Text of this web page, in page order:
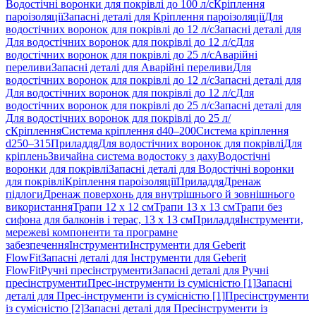
Водостічні воронки для покрівлі до 100 л/сКріплення
пароізоляціїЗапасні деталі для Кріплення пароізоляціїДля
водостічних воронок для покрівлі до 12 л/сЗапасні деталі для
Для водостічних воронок для покрівлі до 12 л/сДля
водостічних воронок для покрівлі до 25 л/сАварійні
переливиЗапасні деталі для Аварійні переливиДля
водостічних воронок для покрівлі до 12 л/сЗапасні деталі для
Для водостічних воронок для покрівлі до 12 л/сДля
водостічних воронок для покрівлі до 25 л/сЗапасні деталі для
Для водостічних воронок для покрівлі до 25 л/
сКріпленняСистема кріплення d40–200Система кріплення
d250–315ПриладдяДля водостічних воронок для покрівліДля
кріпленьЗвичайна система водостоку з дахуВодостічні
воронки для покрівліЗапасні деталі для Водостічні воронки
для покрівліКріплення пароізоляціїПриладдяДренаж
підлогиДренаж поверхонь для внутрішнього й зовнішнього
використанняТрапи 12 x 12 смТрапи 13 x 13 смТрапи без
сифона для балконів і терас, 13 x 13 смПриладдяІнструменти,
мережеві компоненти та програмне
забезпеченняІнструментиІнструменти для Geberit
FlowFitЗапасні деталі для Інструменти для Geberit
FlowFitРучні пресінструментиЗапасні деталі для Ручні
пресінструментиПрес-інструменти із сумісністю [1]Запасні
деталі для Прес-інструменти із сумісністю [1]Пресінструменти
із сумісністю [2]Запасні деталі для Пресінструменти із